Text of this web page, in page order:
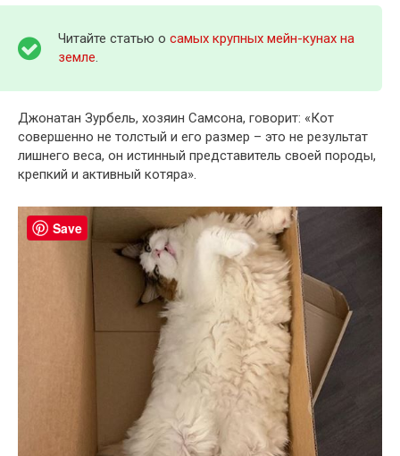
Читайте статью о самых крупных мейн-кунах на
земле.
Джонатан Зурбель, хозяин Самсона, говорит: «Кот
совершенно не толстый и его размер – это не результат
лишнего веса, он истинный представитель своей породы,
крепкий и активный котяра».
Save